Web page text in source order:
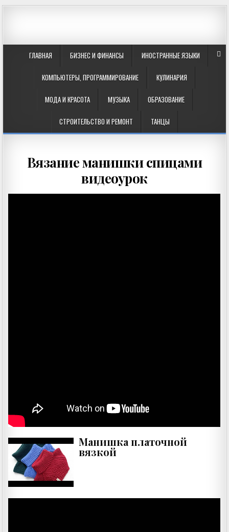
ГЛАВНАЯ БИЗНЕС И ФИНАНСЫ ИНОСТРАННЫЕ ЯЗЫКИ
КОМПЬЮТЕРЫ, ПРОГРАММИРОВАНИЕ КУЛИНАРИЯ
МОДА И КРАСОТА МУЗЫКА ОБРАЗОВАНИЕ
СТРОИТЕЛЬСТВО И РЕМОНТ ТАНЦЫ
Вязание манишки спицами
видеоурок
Манишка платочной
вязкой